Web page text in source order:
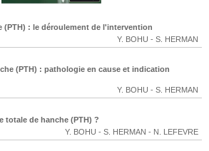
(PTH) : le déroulement de l'intervention
Y. BOHU - S. HERMAN
(PTH) : pathologie en cause et indication
Y. BOHU - S. HERMAN
totale de hanche (PTH) ?
Y. BOHU - S. HERMAN - N. LEFEVRE